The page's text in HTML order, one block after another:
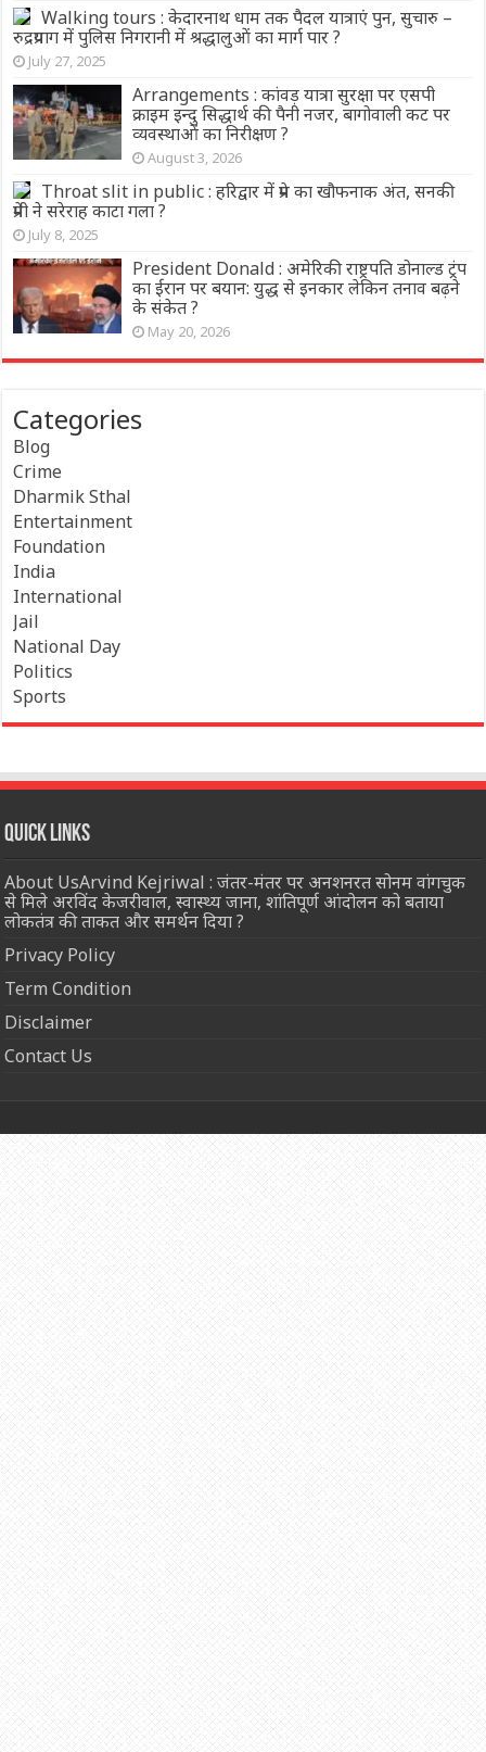
Walking tours : केदारनाथ धाम तक पैदल यात्राएं पुन, सुचारु –
रुद्रप्रयाग में पुलिस निगरानी में श्रद्धालुओं का मार्ग पार ?
July 27, 2025
Arrangements : कांवड़ यात्रा सुरक्षा पर एसपी
क्राइम इन्दु सिद्धार्थ की पैनी नजर, बागोवाली कट पर
व्यवस्थाओं का निरीक्षण ?
August 3, 2026
Throat slit in public : हरिद्वार में प्रेम का खौफनाक अंत, सनकी
प्रेमी ने सरेराह काटा गला ?
July 8, 2025
President Donald : अमेरिकी राष्ट्रपति डोनाल्ड ट्रंप
का ईरान पर बयान: युद्ध से इनकार लेकिन तनाव बढ़ने
के संकेत ?
May 20, 2026
Categories
Blog
Crime
Dharmik Sthal
Entertainment
Foundation
India
International
Jail
National Day
Politics
Sports
Quick Links
About UsArvind Kejriwal : जंतर-मंतर पर अनशनरत सोनम वांगचुक
से मिले अरविंद केजरीवाल, स्वास्थ्य जाना, शांतिपूर्ण आंदोलन को बताया
लोकतंत्र की ताकत और समर्थन दिया ?
Privacy Policy
Term Condition
Disclaimer
Contact Us